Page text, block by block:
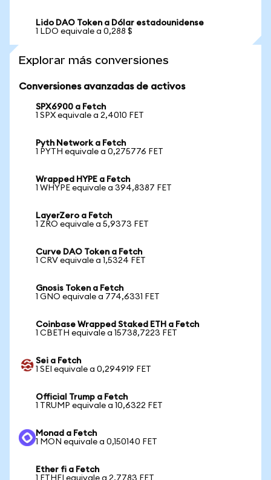
Lido DAO Token a Dólar estadounidense
1 LDO equivale a 0,288 $
Explorar más conversiones
Conversiones avanzadas de activos
SPX6900 a Fetch
1 SPX equivale a 2,4010 FET
Pyth Network a Fetch
1 PYTH equivale a 0,275776 FET
Wrapped HYPE a Fetch
1 WHYPE equivale a 394,8387 FET
LayerZero a Fetch
1 ZRO equivale a 5,9373 FET
Curve DAO Token a Fetch
1 CRV equivale a 1,5324 FET
Gnosis Token a Fetch
1 GNO equivale a 774,6331 FET
Coinbase Wrapped Staked ETH a Fetch
1 CBETH equivale a 15738,7223 FET
Sei a Fetch
1 SEI equivale a 0,294919 FET
Official Trump a Fetch
1 TRUMP equivale a 10,6322 FET
Monad a Fetch
1 MON equivale a 0,150140 FET
Ether fi a Fetch
1 ETHFI equivale a 2,7783 FET